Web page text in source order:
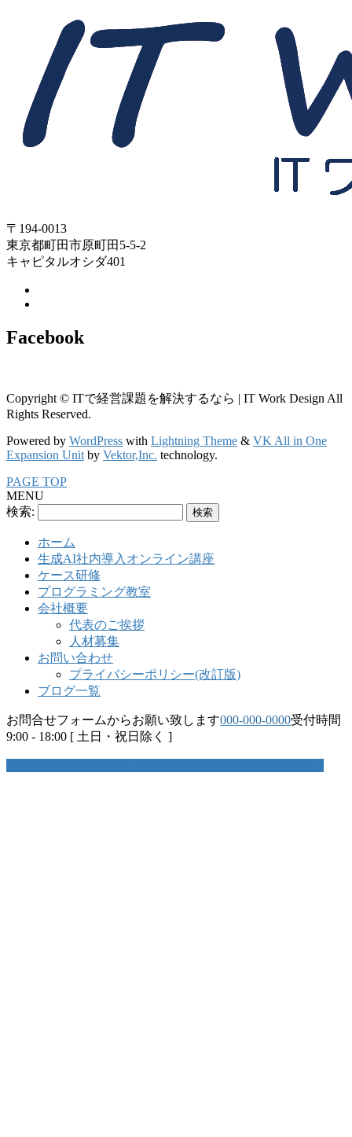
〒194-0013
東京都町田市原町田5-5-2
キャピタルオシダ401
Facebook
Copyright © ITで経営課題を解決するなら | IT Work Design All
Rights Reserved.
Powered by WordPress with Lightning Theme & VK All in One
Expansion Unit by Vektor,Inc. technology.
PAGE TOP
MENU
検索:
ホーム
生成AI社内導入オンライン講座
ケース研修
プログラミング教室
会社概要
代表のご挨拶
人材募集
お問い合わせ
プライバシーポリシー(改訂版)
ブログ一覧
お問合せフォームからお願い致します000-000-0000受付時間
9:00 - 18:00 [ 土日・祝日除く ]